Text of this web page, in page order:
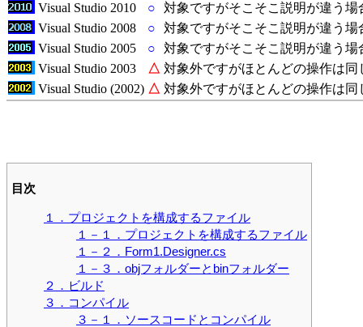
Visual Studio 2010
○
対象ですがそこそこ説明が違う場
Visual Studio 2008
○
対象ですがそこそこ説明が違う場
Visual Studio 2005
○
対象ですがそこそこ説明が違う場
Visual Studio 2003
△ 対象外ですがほとんどの操作は
Visual Studio (2002) △ 対象外ですがほとんどの操作は
目次
１．プロジェクトを構成するファイル
１－１．プロジェクトを構成するファイル
１－２．Form1.Designer.cs
１－３．objフォルダーとbinフォルダー
２．ビルド
３．コンパイル
３－１．ソースコードとコンパイル